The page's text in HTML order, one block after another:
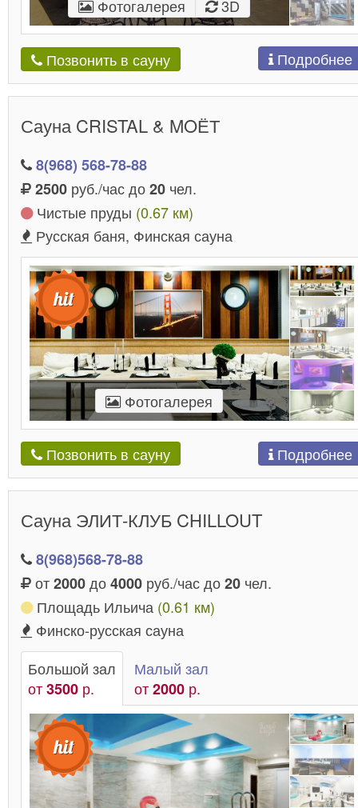
Фотогалерея 3D
Позвонить в сауну Подробнее
Сауна CRISTAL & MOЁТ
8(968) 568-78-88
2500 руб./час до20 чел.
Чистые пруды (0.67 км)
Русская баня, Финская сауна
Фотогалерея
Позвонить в сауну Подробнее
Сауна ЭЛИТ-КЛУБ CHILLOUT
8(968)568-78-88
от2000до4000 руб./час до20 чел.
Площадь Ильича (0.61 км)
Финско-русская сауна
Большой зал
от3500 р.
Малый зал
от2000 р.